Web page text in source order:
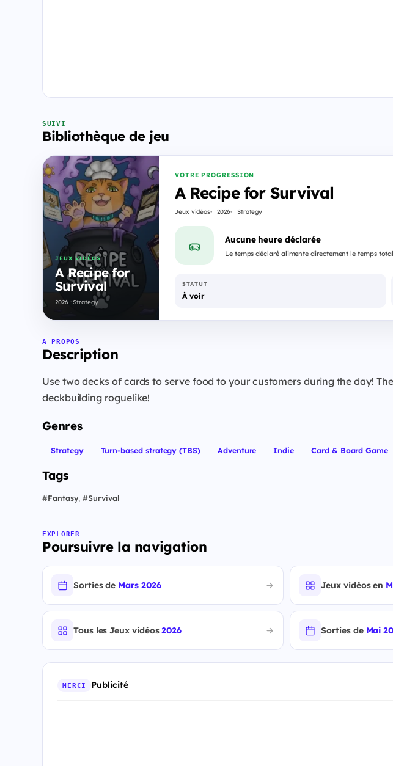
SUIVI
Bibliothèque de jeu
JEUX VIDÉOS
A Recipe for
Survival
2026 · Strategy
VOTRE PROGRESSION
A Recipe for Survival
Jeux vidéos 2026 Strategy
Aucune heure déclarée
Le temps déclaré alimente directement le temps
STATUT
À voir
À PROPOS
Description
Use two decks of cards to serve food to your customers during the day!
deckbuilding roguelike!
Genres
Strategy Turn-based strategy (TBS) Adventure Indie Card & Board Game
Tags
#Fantasy, #Survival
EXPLORER
Poursuivre la navigation
Sorties de Mars 2026 Jeux vidéos en
Tous les Jeux vidéos2026 Sorties de Mai
MERCI Publicité